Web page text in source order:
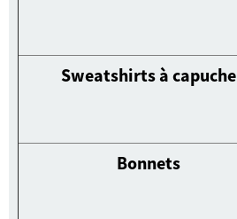
Sweatshirts à capuche
Bonnets